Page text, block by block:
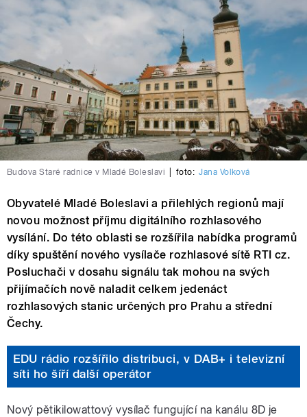
Budova Staré radnice v Mladé Boleslavi foto: Jana Volková
Obyvatelé Mladé Boleslavi a přilehlých regionů mají
novou možnost příjmu digitálního rozhlasového
vysílání. Do této oblasti se rozšířila nabídka programů
díky spuštění nového vysílače rozhlasové sítě RTI cz.
Posluchači v dosahu signálu tak mohou na svých
přijímačích nově naladit celkem jedenáct
rozhlasových stanic určených pro Prahu a střední
Čechy.
EDU rádio rozšířilo distribuci, v DAB+ i televizní
síti ho šíří další operátor
Nový pětikilowattový vysílač fungující na kanálu 8D je